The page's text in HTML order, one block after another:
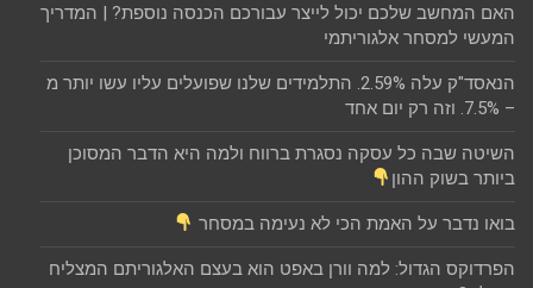
האם המחשב שלכם יכול לייצר עבורכם הכנסה נוספת? | המדריך
המעשי למסחר אלגוריתמי
הנאסד"ק עלה 2.59%. התלמידים שלנו שפועלים עליו עשו יותר מ
– 7.5%. וזה רק יום אחד
השיטה שבה כל עסקה נסגרת ברווח ולמה היא הדבר המסוכן
ביותר בשוק ההון
בואו נדבר על האמת הכי לא נעימה במסחר
הפרדוקס הגדול: למה וורן באפט הוא בעצם האלגוריתם המצליח